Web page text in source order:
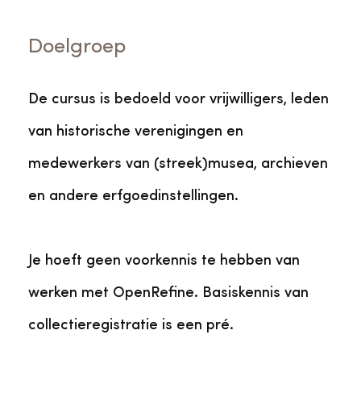
Doelgroep
De cursus is bedoeld voor vrijwilligers, leden
van historische verenigingen en
medewerkers van (streek)musea, archieven
en andere erfgoedinstellingen.
Je hoeft geen voorkennis te hebben van
werken met OpenRefine. Basiskennis van
collectieregistratie is een pré.